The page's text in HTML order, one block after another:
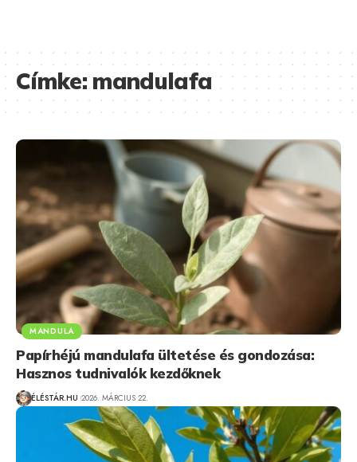
Címke:mandulafa
MANDULA
Papírhéjú mandulafa ültetése és gondozása:
Hasznos tudnivalók kezdőknek
ÉLÉSTÁR.HU 2026. MÁRCIUS 22.